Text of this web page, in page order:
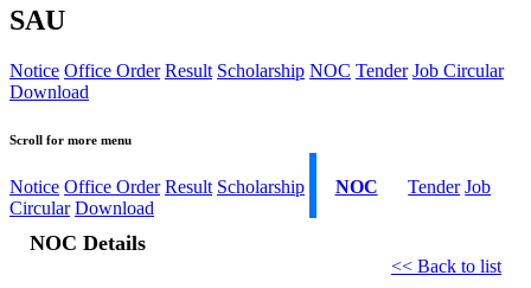
SAU
Notice Office Order Result Scholarship NOC Tender Job Circular
Download
Scroll for more menu
Notice Office Order Result Scholarship NOC Tender Job
Circular Download
NOC Details
<< Back to list